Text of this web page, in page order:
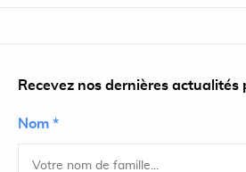
Recevez nos dernières actualités
Nom *